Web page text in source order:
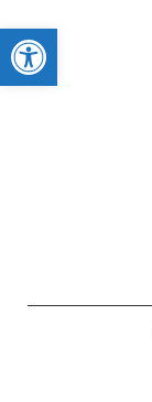
פתח